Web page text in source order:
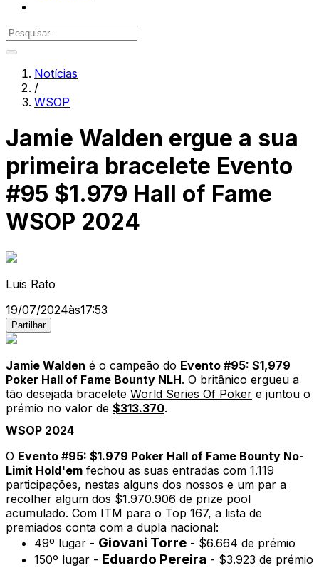
Notícias
/
WSOP
Jamie Walden ergue a sua
primeira bracelete Evento
#95 $1.979 Hall of Fame
WSOP 2024
Luis Rato
19/07/2024às17:53
Partilhar
Jamie Walden é o campeão do Evento #95: $1,979
Poker Hall of Fame Bounty NLH. O britânico ergueu a
tão desejada bracelete World Series Of Poker e juntou o
prémio no valor de $313.370.
WSOP 2024
O Evento #95: $1.979 Poker Hall of Fame Bounty No-
Limit Hold'em fechou as suas entradas com 1.119
participações, nestas alguns dos nossos e um par a
recolher algum dos $1.970.906 de prize pool
acumulado. Com ITM para o Top 167, a lista de
premiados conta com a dupla nacional:
49º lugar - Giovani Torre - $6.664 de prémio
150º lugar - Eduardo Pereira - $3.923 de prémio